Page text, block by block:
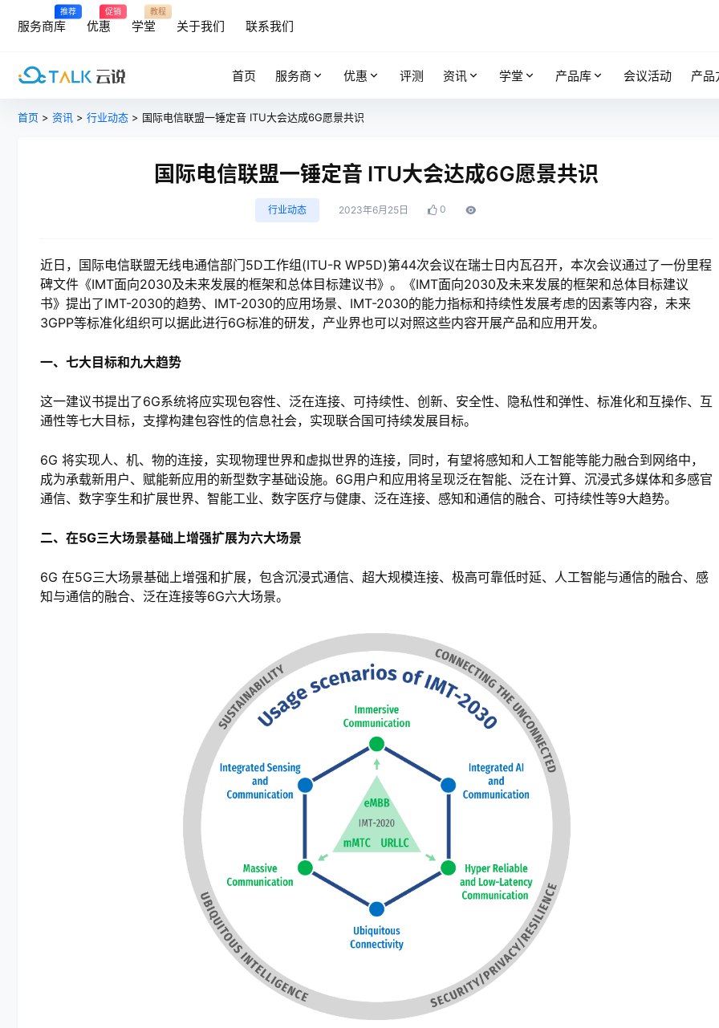
推荐
服务商库
促销
优惠
教程
学堂 关于我们 联系我们
首页 服务商 优惠 评测 资讯 学堂 产品库 会议活动 产品
首页 > 资讯 > 行业动态 > 国际电信联盟一锤定音 ITU大会达成6G愿景共识
国际电信联盟一锤定音 ITU大会达成6G愿景共识
行业动态 2023年6月25日 0
近日，国际电信联盟无线电通信部门5D工作组(ITU-R WP5D)第44次会议在瑞士日内瓦召开，本次会议通过了一份里程
碑文件《IMT面向2030及未来发展的框架和总体目标建议书》。《IMT面向2030及未来发展的框架和总体目标建议
书》提出了IMT-2030的趋势、IMT-2030的应用场景、IMT-2030的能力指标和持续性发展考虑的因素等内容，未来
3GPP等标准化组织可以据此进行6G标准的研发，产业界也可以对照这些内容开展产品和应用开发。
一、七大目标和九大趋势
这一建议书提出了6G系统将应实现包容性、泛在连接、可持续性、创新、安全性、隐私性和弹性、标准化和互操作、互
通性等七大目标，支撑构建包容性的信息社会，实现联合国可持续发展目标。
6G 将实现人、机、物的连接，实现物理世界和虚拟世界的连接，同时，有望将感知和人工智能等能力融合到网络中，
成为承载新用户、赋能新应用的新型数字基础设施。6G用户和应用将呈现泛在智能、泛在计算、沉浸式多媒体和多感官
通信、数字孪生和扩展世界、智能工业、数字医疗与健康、泛在连接、感知和通信的融合、可持续性等9大趋势。
二、在5G三大场景基础上增强扩展为六大场景
6G 在5G三大场景基础上增强和扩展，包含沉浸式通信、超大规模连接、极高可靠低时延、人工智能与通信的融合、感
知与通信的融合、泛在连接等6G六大场景。